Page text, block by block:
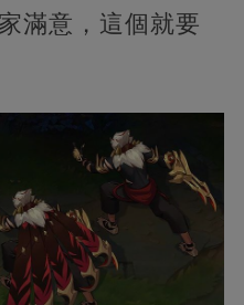
滿意，這個就要